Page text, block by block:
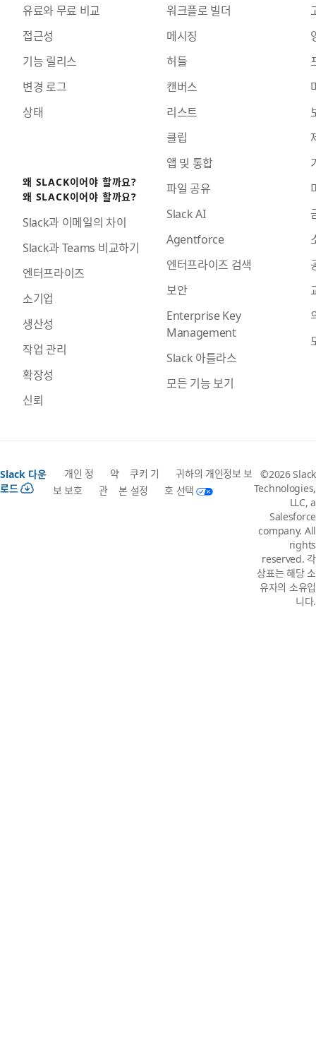
유료와 무료 비교
접근성
기능 릴리스
변경 로그
상태
왜 SLACK이어야 할까요?
왜 SLACK이어야 할까요?
Slack과 이메일의 차이
Slack과 Teams 비교하기
엔터프라이즈
소기업
생산성
작업 관리
확장성
신뢰
워크플로 빌더
메시징
허들
캔버스
리스트
클립
앱 및 통합
파일 공유
Slack AI
Agentforce
엔터프라이즈 검색
보안
Enterprise Key
Management
Slack 아틀라스
모든 기능 보기
Slack 다운
로드
개인 정
보 보호
약
관
쿠키 기
본 설정
귀하의 개인정보 보
호 선택
©2026 Slack
Technologies,
LLC, a
Salesforce
company. All
rights
reserved. 각
상표는 해당 소
유자의 소유입
니다.